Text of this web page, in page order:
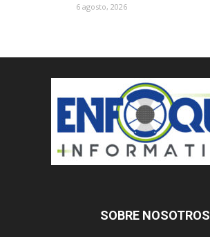
6 agosto, 2026
SOBRE NOSOTROS